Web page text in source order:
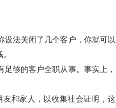
设法关闭了几个客户，你就可以
够的客户全职从事。事实上，
友和家人，以收集社会证明，这